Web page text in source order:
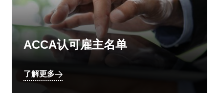
ACCA认可雇主名单
了解更多